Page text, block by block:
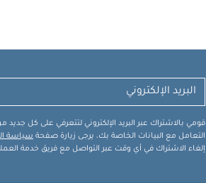
قومي بالاشتراك عبر البريد الإلكتروني لتتعرفي على كل
التعامل مع البيانات الخاصة بك، يرجى زيارة صفحة سياسة
إلغاء الاشتراك في أي وقت عبر التواصل مع فريق خدمة